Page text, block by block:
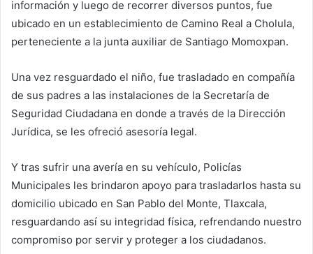
información y luego de recorrer diversos puntos, fue
ubicado en un establecimiento de Camino Real a Cholula,
perteneciente a la junta auxiliar de Santiago Momoxpan.
Una vez resguardado el niño, fue trasladado en compañía
de sus padres a las instalaciones de la Secretaría de
Seguridad Ciudadana en donde a través de la Dirección
Jurídica, se les ofreció asesoría legal.
Y tras sufrir una avería en su vehículo, Policías
Municipales les brindaron apoyo para trasladarlos hasta su
domicilio ubicado en San Pablo del Monte, Tlaxcala,
resguardando así su integridad física, refrendando nuestro
compromiso por servir y proteger a los ciudadanos.